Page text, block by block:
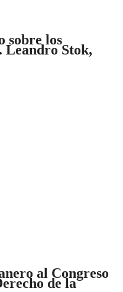
sobre los
Leandro Stok,
al Congreso
de la